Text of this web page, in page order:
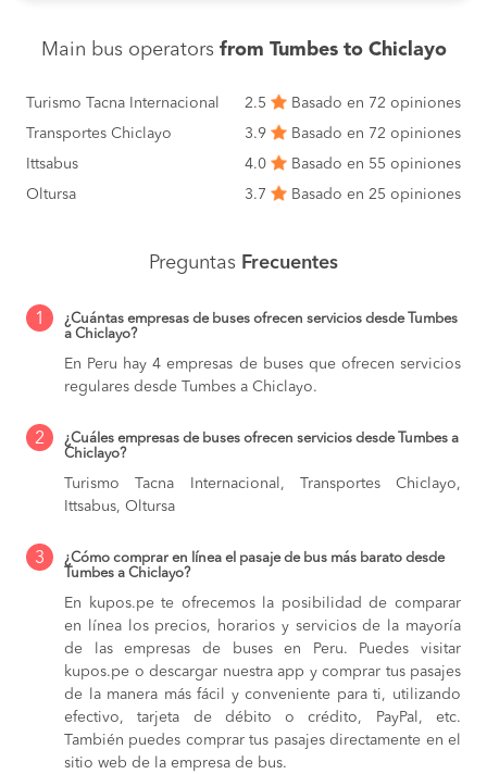
Main bus operators from Tumbes to Chiclayo
Turismo Tacna Internacional 2.5
Basado en 72 opiniones
Transportes Chiclayo
3.9
Basado en 72 opiniones
Ittsabus
4.0
Basado en 55 opiniones
Oltursa
3.7 Basado en 25 opiniones
Preguntas Frecuentes
1
¿Cuántas empresas de buses ofrecen servicios desde Tumbes
a Chiclayo?
En Peru hay 4 empresas de buses que ofrecen servicios
regulares desde Tumbes a Chiclayo.
2
¿Cuáles empresas de buses ofrecen servicios desde Tumbes a
Chiclayo?
Turismo Tacna Internacional, Transportes Chiclayo,
Ittsabus, Oltursa
3
¿Cómo comprar en línea el pasaje de bus más barato desde
Tumbes a Chiclayo?
En kupos.pe te ofrecemos la posibilidad de comparar
en línea los precios, horarios y servicios de la mayoría
de las empresas de buses en Peru. Puedes visitar
kupos.pe o descargar nuestra app y comprar tus pasajes
de la manera más fácil y conveniente para ti, utilizando
efectivo, tarjeta de débito o crédito, PayPal, etc.
También puedes comprar tus pasajes directamente en el
sitio web de la empresa de bus.